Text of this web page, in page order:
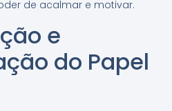
de acalmar e motivar.
e
do Papel